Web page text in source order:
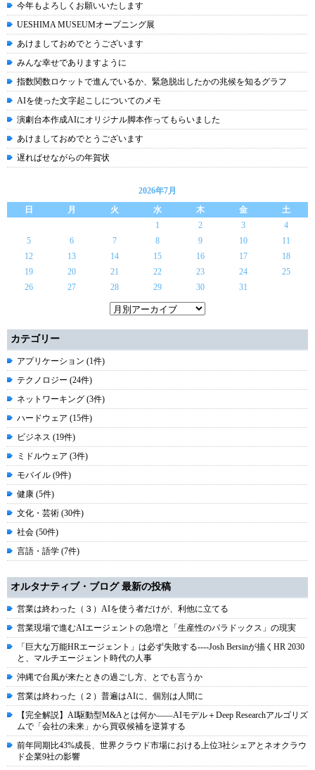
今年もよろしくお願いいたします
UESHIMA MUSEUMオープニング展
あけましておめでとうございます
みんな幸せでありますように
指数関数ロケットで進んでいるか、緊急脱出したかの兆候を知るグラフ
AIを使った文字起こしについてのメモ
演劇台本作成AIにオリジナル脚本作ってもらいました
あけましておめでとうございます
遅ればせながらの年賀状
2026年7月
日
月 火 水 木 金
土
1
2 3
4
5
6 7 8 9 10
11
12
13 14 15 16 17
18
19
20 21 22 23 24
25
26
27 28 29 30 31
カテゴリー
アプリケーション (1件)
テクノロジー (24件)
ネットワーキング (3件)
ハードウェア (15件)
ビジネス (19件)
ミドルウェア (3件)
モバイル (9件)
健康 (5件)
文化・芸術 (30件)
社会 (50件)
言語・語学 (7件)
オルタナティブ・ブログ 最新の投稿
営業は終わった（３）AIを使う者だけが、利他に立てる
営業現場で進むAIエージェントの急増と「生産性のパラドックス」の現実
「巨大な万能HRエージェント」は必ず失敗する----Josh Bersinが描くHR 2030
と、マルチエージェント時代の人事
沖縄で台風が来たときの過ごし方、とでも言うか
営業は終わった（２）普遍はAIに、個別は人間に
【完全解説】AI駆動型M&Aとは何か――AIモデル＋Deep Researchアルゴリズ
ムで「会社の未来」から買収候補を逆算する
前年同期比43%成長、世界クラウド市場における上位3社シェアとネオクラウ
ド企業9社の影響